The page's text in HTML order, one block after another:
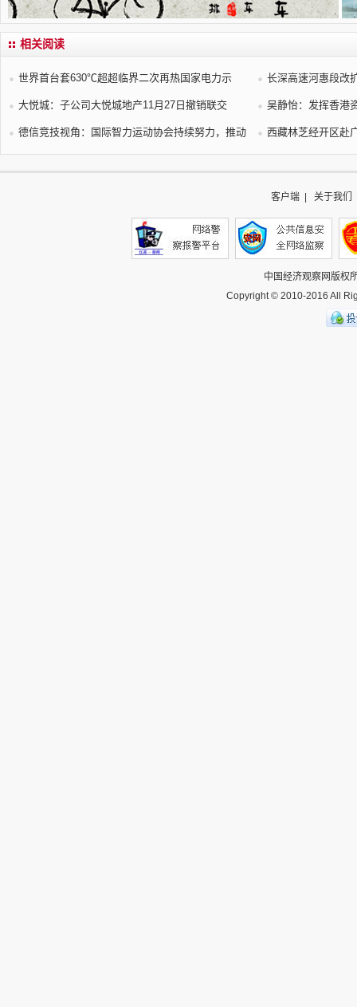
相关阅读
世界首台套630℃超超临界二次再热国家电力示 长深高速河惠段改
大悦城：子公司大悦城地产11月27日撤销联交 吴静怡：发挥香港
德信竞技视角：国际智力运动协会持续努力，推动 西藏林芝经开区赴
客户端 | 关于我们
中国经济观察网版权
Copyright © 2010-2016 All